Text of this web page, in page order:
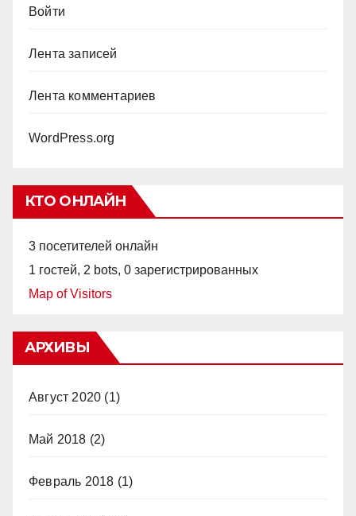
Войти
Лента записей
Лента комментариев
WordPress.org
КТО ОНЛАЙН
3 посетителей онлайн
1 гостей, 2 bots, 0 зарегистрированных
Map of Visitors
АРХИВЫ
Август 2020 (1)
Май 2018 (2)
Февраль 2018 (1)